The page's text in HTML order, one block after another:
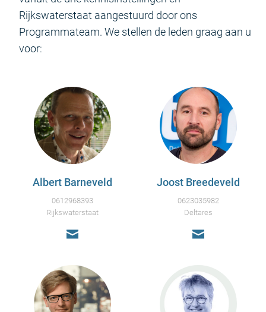
Rijkswaterstaat aangestuurd door ons
Programmateam. We stellen de leden graag aan u
voor:
Albert Barneveld
0612968393
Rijkswaterstaat
Joost Breedeveld
0623035982
Deltares